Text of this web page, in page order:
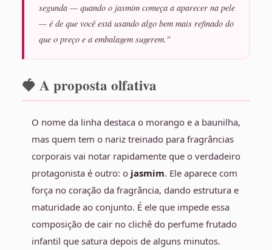
segunda — quando o jasmim começa a aparecer na pele
— é de que você está usando algo bem mais refinado do
que o preço e a embalagem sugerem."
🍓 A proposta olfativa
O nome da linha destaca o morango e a baunilha,
mas quem tem o nariz treinado para fragrâncias
corporais vai notar rapidamente que o verdadeiro
protagonista é outro: o jasmim. Ele aparece com
força no coração da fragrância, dando estrutura e
maturidade ao conjunto. É ele que impede essa
composição de cair no clichê do perfume frutado
infantil que satura depois de alguns minutos.